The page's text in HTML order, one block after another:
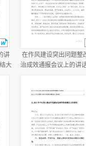
讲
大
在作风建设突出问题整
治成效通报会议上的讲
作风建设总结大会上